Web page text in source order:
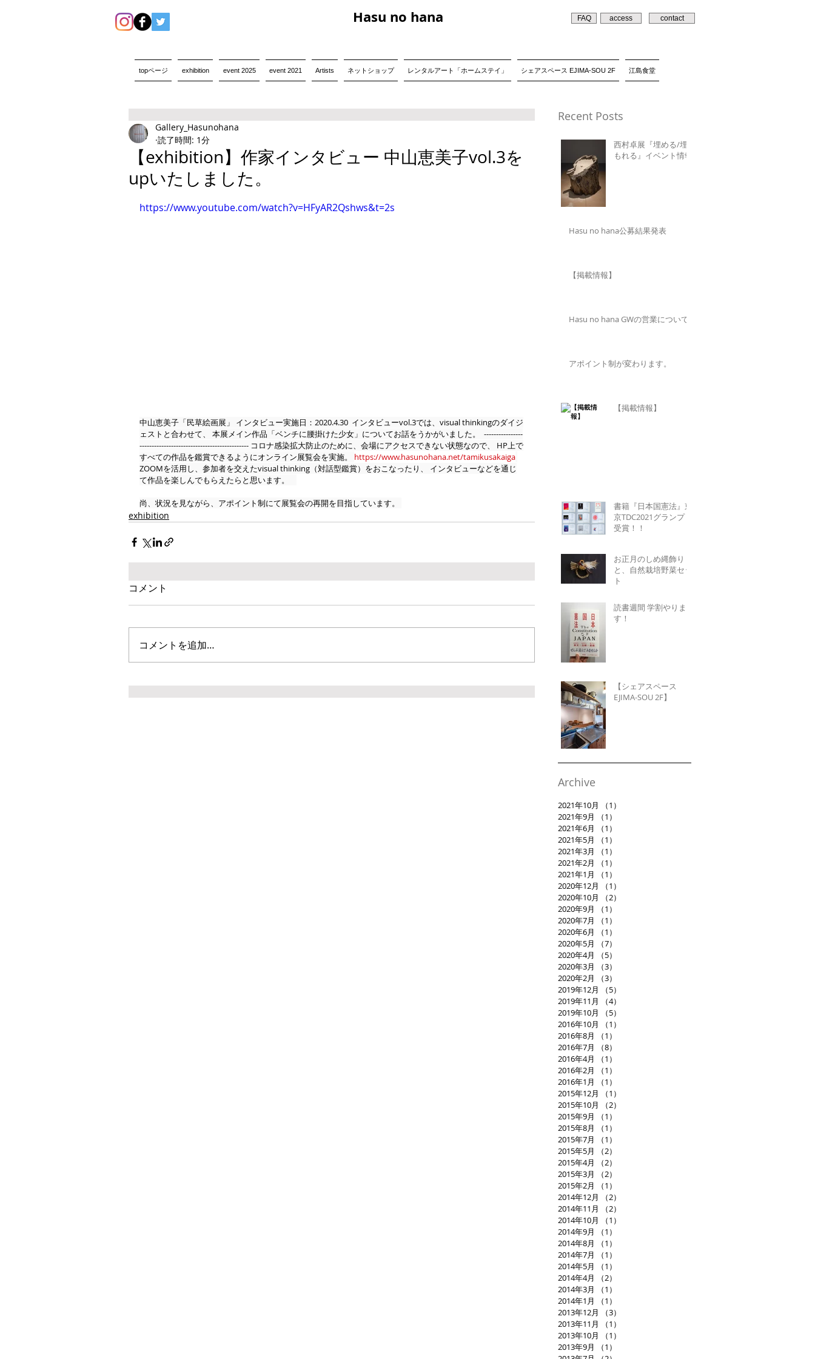
Hasu no hana FAQ access contact
topページ exhibition event 2025 event 2021 Artists ネットショップ レンタルアート「ホームステイ」 シェアスペース EJIMA-SOU 2F 江島食堂
【exhibition】作家インタビュー 中山恵美子vol.3を
upいたしました。
Gallery_Hasunohana
読了時間: 1分
https://www.youtube.com/watch?v=HFyAR2Qshws&t=2s
中山恵美子「民草絵画展」 インタビュー実施日：2020.4.30  インタビューvol.3では、visual thinkingのダイジ
ェストと合わせて、 本展メイン作品「ベンチに腰掛けた少女」についてお話をうかがいました。  ----------------
--------------------------------------------- コロナ感染拡大防止のために、会場にアクセスできない状態なので、 HP上で
すべての作品を鑑賞できるようにオンライン展覧会を実施。 https://www.hasunohana.net/tamikusakaiga
ZOOMを活用し、参加者を交えたvisual thinking（対話型鑑賞）をおこなったり、 インタビューなどを通じ
て作品を楽しんでもらえたらと思います。
尚、状況を見ながら、アポイント制にて展覧会の再開を目指しています。
exhibition
コメント
コメントを追加…
Recent Posts
西村卓展『埋める/埋
もれる』イベント情報
Hasu no hana公募結果発表
【掲載情報】
Hasu no hana GWの営業について
アポイント制が変わります。
【掲載情報】
書籍『日本国憲法』東
京TDC2021グランプリ
受賞！！
お正月のしめ縄飾り
と、自然栽培野菜セッ
ト
読書週間 学割やりま
す！
【シェアスペース
EJIMA-SOU 2F】
Archive
2021年10月 （1）
2021年9月
（1）
2021年6月
（1）
2021年5月
（1）
2021年3月
（1）
2021年2月
（1）
2021年1月
（1）
2020年12月
（1）
2020年10月
（2）
2020年9月
（1）
2020年7月
（1）
2020年6月
（1）
2020年5月
（7）
2020年4月
（5）
2020年3月
（3）
2020年2月
（3）
2019年12月
（5）
2019年11月
（4）
2019年10月
（5）
2016年10月
（1）
2016年8月
（1）
2016年7月
（8）
2016年4月
（1）
2016年2月
（1）
2016年1月
（1）
2015年12月
（1）
2015年10月
（2）
2015年9月
（1）
2015年8月
（1）
2015年7月
（1）
2015年5月
（2）
2015年4月
（2）
2015年3月
（2）
2015年2月
（1）
2014年12月
（2）
2014年11月
（2）
2014年10月
（1）
2014年9月
（1）
2014年8月
（1）
2014年7月
（1）
2014年5月
（1）
2014年4月
（2）
2014年3月
（1）
2014年1月
（1）
2013年12月
（3）
2013年11月
（1）
2013年10月
（1）
2013年9月
（1）